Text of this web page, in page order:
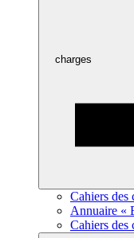
charges
Cahiers des
Annuaire «
Cahiers des